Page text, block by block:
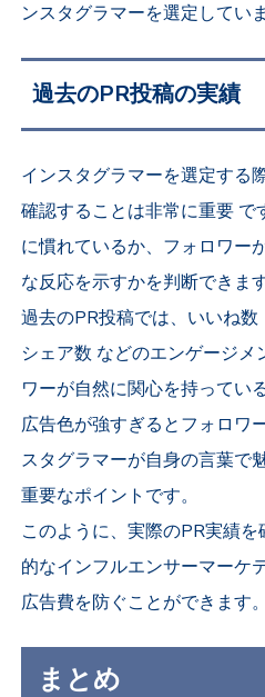
ンスタグラマーを選定していま
過去のPR投稿の実績
インスタグラマーを選定する
確認することは非常に重要
に慣れているか、フォロワー
な反応を示すかを判断できます
過去のPR投稿では、いいね数
シェア数 などのエンゲージメ
ワーが自然に関心を持ってい
広告色が強すぎるとフォロワ
スタグラマーが自身の言葉で
重要なポイントです。
このように、実際のPR実績
的なインフルエンサーマーケ
広告費を防ぐことができます。
まとめ